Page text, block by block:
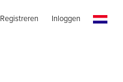
Registreren Inloggen